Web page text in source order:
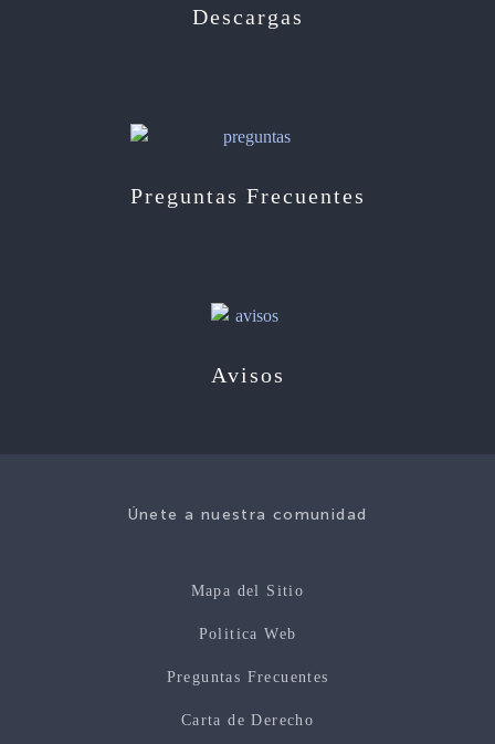
Descargas
Preguntas Frecuentes
Avisos
Únete a nuestra comunidad
Mapa del Sitio
Politica Web
Preguntas Frecuentes
Carta de Derecho